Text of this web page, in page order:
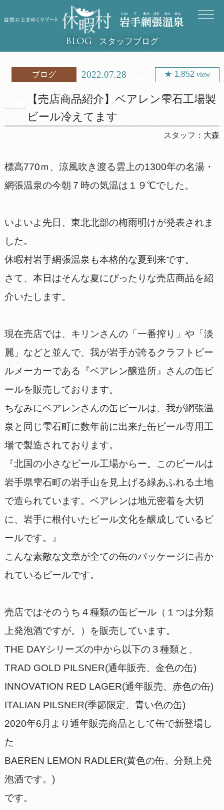
BLOG スタッフブログ
ブログ 2022.07.28 1,852view
【売店商品紹介】ベアレン雫石工場製
ビール冷えてます
スタッフ： 大森
標高770ｍ、涼風吹き渡る雲上の1300年の名湯・
網張温泉の今朝７時の気温は１９℃でした。
いよいよ先日、東北北部の梅雨明けが発表されま
した。
休暇村岩手網張温泉も本格的な夏到来です。
さて、本日はそんな夏にぴったりな売店商品を紹
介いたします。
現在売店では、キリンさんの「一番搾り」や「淡
麗」などと並んで、我が岩手が誇るクラフトビー
ルメーカーである『ベアレン醸造所』さんの缶ビ
ールを販売しております。
ちなみにベアレンさんの缶ビールは、我が網張温
泉と同じ雫石町に数年前に出来た缶ビール専用工
場で製造されております。
『北国の小さなビール工場からー。このビールは
岩手県雫石町の岩手山を見上げる緑あふれる土地
で造られています。ベアレンは地元密着を大切
に、岩手に根付いたビール文化を醸成しているビ
ールです。』
こんな素敵な文章が全ての缶のパッケージに書か
れているビールです。
売店ではそのうち４種類の缶ビール（１つは分類
上発泡酒ですが。）を販売しています。
THE DAYシリーズの中から以下の３種類と、
TRAD GOLD PILSNER(通年販売、金色の缶)
INNOVATION RED LAGER(通年販売、赤色の缶)
ITALIAN PILSNER(季節限定、青い色の缶)
2020年6月より通年販売商品として缶で新登場し
た
BAEREN LEMON RADLER(黄色の缶、分類上発
泡酒です。)
です。